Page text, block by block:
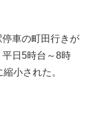
車の町田行きが
日5時台～8時
小された。